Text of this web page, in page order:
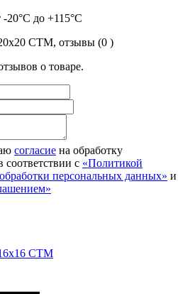
-20°С до +115°С
CTM, отзывы (0 )
о товаре.
согласие на обработку
с «Политикой
персональных данных» и
CTM